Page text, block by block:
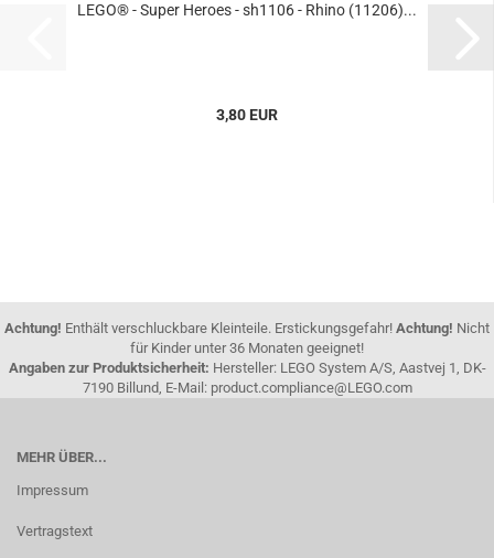
LEGO® - Super Heroes - sh1106 - Rhino (11206)...
3,80 EUR
Achtung! Enthält verschluckbare Kleinteile. Erstickungsgefahr! Achtung! Nicht
für Kinder unter 36 Monaten geeignet!
Angaben zur Produktsicherheit: Hersteller: LEGO System A/S, Aastvej 1, DK-
7190 Billund, E-Mail: product.compliance@LEGO.com
MEHR ÜBER...
Impressum
Vertragstext